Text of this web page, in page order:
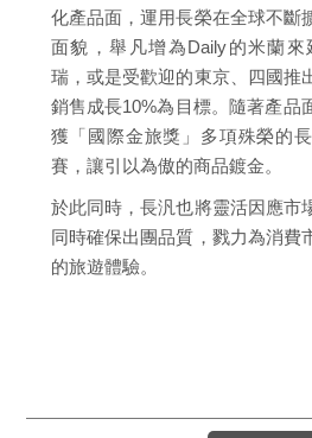
化產品面，運用長榮在全球不斷
面貌，舉凡增為Daily的米蘭
瑞，或是受歡迎的東京、四國推
銷售成長10%為目標。隨著產品
獲「國際金旅獎」多項殊榮的
賽，讓引以為傲的商品鍍金。
於此同時，長汎也將靈活因應市
同時確保出團品質，戮力為消費
的旅遊體驗。